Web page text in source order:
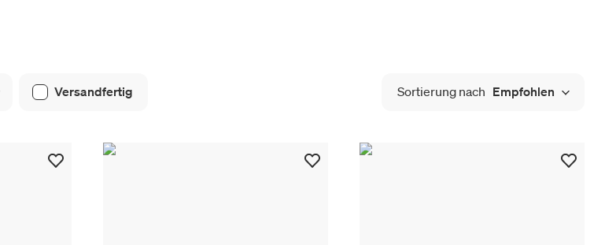
Versandfertig Sortierung nach Empfohlen